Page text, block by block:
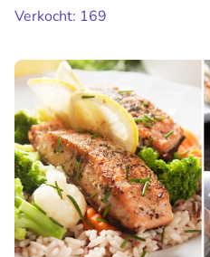
Verkocht: 169